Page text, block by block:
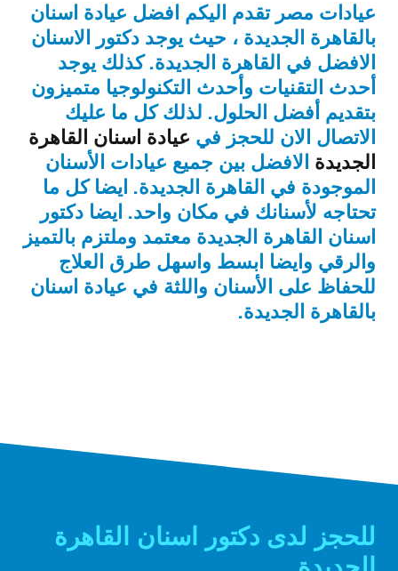
عيادات مصر تقدم اليكم افضل عيادة اسنان
بالقاهرة الجديدة ، حيث يوجد دكتور الاسنان
الافضل في القاهرة الجديدة. كذلك يوجد
أحدث التقنيات وأحدث التكنولوجيا متميزون
بتقديم أفضل الحلول. لذلك كل ما عليك
الاتصال الان للحجز في عيادة اسنان القاهرة
الجديدة الافضل بين جميع عيادات الأسنان
الموجودة في القاهرة الجديدة. ايضا كل ما
تحتاجه لأسنانك في مكان واحد. ايضا دكتور
اسنان القاهرة الجديدة معتمد وملتزم بالتميز
والرقي وايضا ابسط واسهل طرق العلاج
للحفاظ على الأسنان واللثة في عيادة اسنان
بالقاهرة الجديدة.
للحجز لدى دكتور اسنان القاهرة